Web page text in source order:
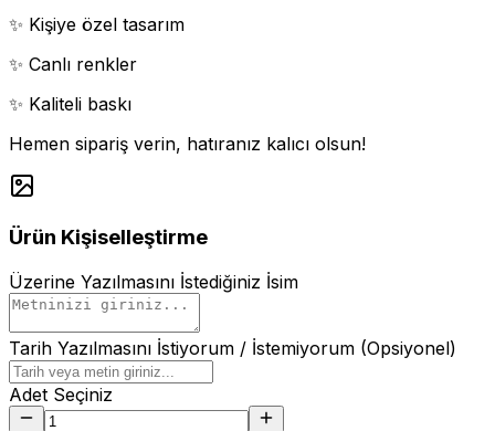
✨ Kişiye özel tasarım
✨ Canlı renkler
✨ Kaliteli baskı
Hemen sipariş verin, hatıranız kalıcı olsun!
Ürün Kişiselleştirme
Üzerine Yazılmasını İstediğiniz İsim
Tarih Yazılmasını İstiyorum / İstemiyorum (Opsiyonel)
Adet Seçiniz